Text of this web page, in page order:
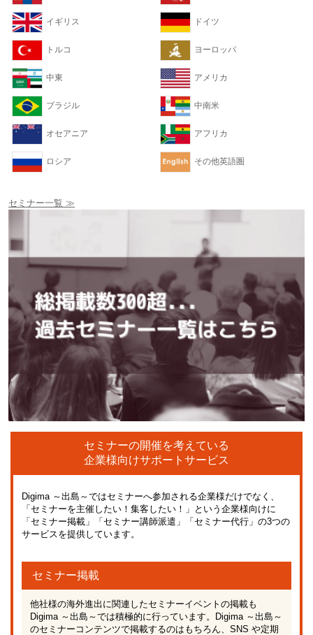
イギリス ドイツ
トルコ ヨーロッパ
中東 アメリカ
ブラジル 中南米
オセアニア アフリカ
ロシア その他英語圏
セミナー一覧 ≫
セミナーの開催を考えている
企業様向けサポートサービス
Digima ～出島～ではセミナーへ参加される企業様だけでなく、
「セミナーを主催したい！集客したい！」という企業様向けに
「セミナー掲載」「セミナー講師派遣」「セミナー代行」の3つの
サービスを提供しています。
セミナー掲載
他社様の海外進出に関連したセミナーイベントの掲載も
Digima ～出島～では積極的に行っています。Digima ～出島～
のセミナーコンテンツで掲載するのはもちろん、SNS や定期